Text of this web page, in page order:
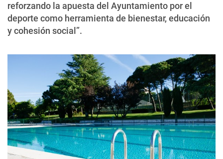
reforzando la apuesta del Ayuntamiento por el
deporte como herramienta de bienestar, educación
y cohesión social”.